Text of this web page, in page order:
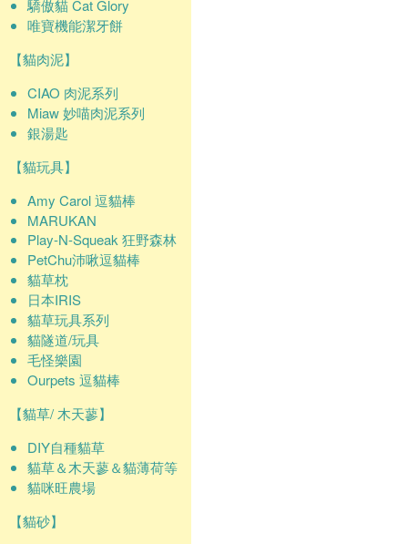
驕傲貓 Cat Glory
唯寶機能潔牙餅
【貓肉泥】
CIAO 肉泥系列
Miaw 妙喵肉泥系列
銀湯匙
【貓玩具】
Amy Carol 逗貓棒
MARUKAN
Play-N-Squeak 狂野森林
PetChu沛啾逗貓棒
貓草枕
日本IRIS
貓草玩具系列
貓隧道/玩具
毛怪樂園
Ourpets 逗貓棒
【貓草/ 木天蓼】
DIY自種貓草
貓草＆木天蓼＆貓薄荷等
貓咪旺農場
【貓砂】